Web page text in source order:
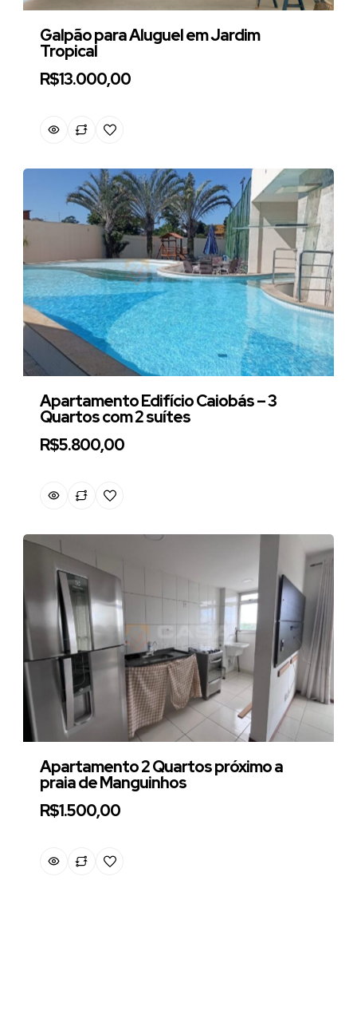
Galpão para Aluguel em Jardim
Tropical
R$13.000,00
Apartamento Edifício Caiobás – 3
Quartos com 2 suítes
R$5.800,00
Apartamento 2 Quartos próximo a
praia de Manguinhos
R$1.500,00